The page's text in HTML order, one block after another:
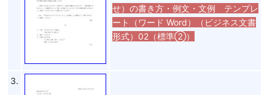
せ）の書き方・例文・文例 テンプレ
ート（ワード Word）（ビジネス文書
形式）02（標準②）
3.